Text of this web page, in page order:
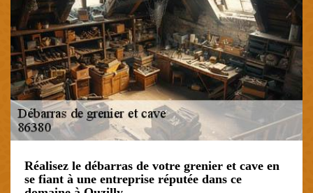
Réalisez le débarras de votre grenier et cave en
se fiant à une entreprise réputée dans ce